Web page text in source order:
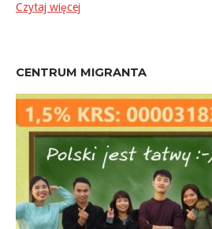
Czytaj więcej
CENTRUM MIGRANTA